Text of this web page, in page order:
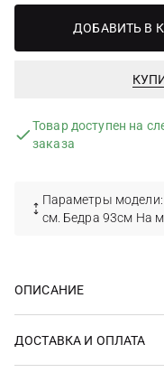
ДОБАВИТЬ В
Товар доступен на
заказа
Параметры модели:
см. Бедра 93см На
ОПИСАНИЕ
ДОСТАВКА И ОПЛАТА